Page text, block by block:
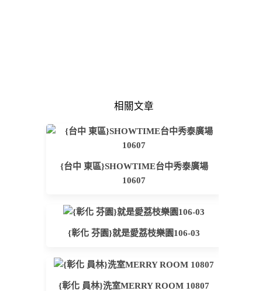
相關文章
{台中 東區}SHOWTIME台中秀泰廣場
10607
{彰化 芬園}就是愛荔枝樂園106-03
{彰化 員林}洗室MERRY ROOM 10807